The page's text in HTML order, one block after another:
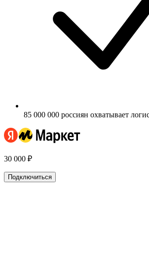
85 000 000 россиян охватывает
30 000 ₽
Подключиться